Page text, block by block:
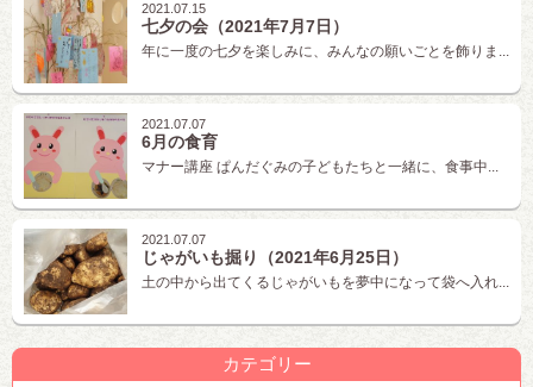
2021.07.15
七夕の会（2021年7月7日）
年に一度の七夕を楽しみに、みんなの願いごとを飾りま...
2021.07.07
6月の食育
マナー講座 ぱんだぐみの子どもたちと一緒に、食事中...
2021.07.07
じゃがいも掘り（2021年6月25日）
土の中から出てくるじゃがいもを夢中になって袋へ入れ...
カテゴリー